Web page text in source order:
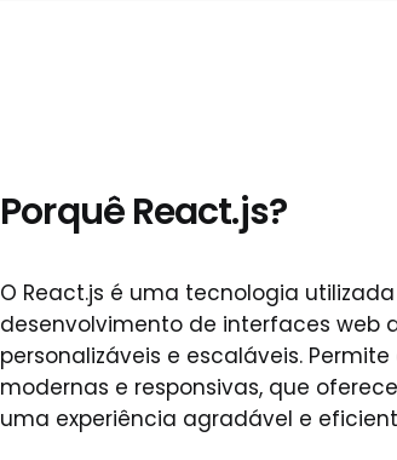
Porquê React.js?
O React.js é uma tecnologia
desenvolvimento de interfaces web
personalizáveis e escaláveis.
modernas e responsivas, que
uma experiência agradável e